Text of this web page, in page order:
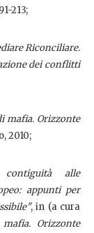
213;
Riconciliare.
dei conflitti
mafia. Orizzonte
2010;
alle
appunti per
, in (a cura
Orizzonte